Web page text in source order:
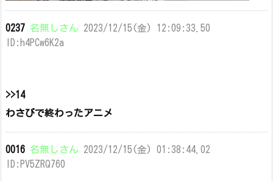
0237 名無しさん 2023/12/15(金) 12:09:33.50
ID:h4PCw6K2a
>>14
わさびで終わったアニメ
0016 名無しさん 2023/12/15(金) 01:38:44.02
ID:PV5ZRQ760